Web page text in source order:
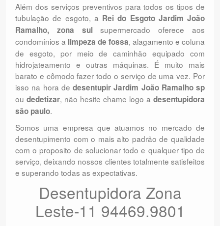
Além dos serviços preventivos para todos os tipos de
tubulação de esgoto, a Rei do Esgoto Jardim João
Ramalho, zona sulsupermercado oferece aos
condomínios a limpeza de fossa, alagamento e coluna
de esgoto, por meio de caminhão equipado com
hidrojateamento e outras máquinas. É muito mais
barato e cômodo fazer todo o serviço de uma vez. Por
isso na hora de desentupir Jardim João Ramalho sp
ou dedetizar, não hesite chame logo a desentupidora
são paulo.
Somos uma empresa que atuamos no mercado de
desentupimento com o mais alto padrão de qualidade
com o proposito de solucionar todo e qualquer tipo de
serviço, deixando nossos clientes totalmente satisfeitos
e superando todas as expectativas.
Desentupidora Zona
Leste-11 94469.9801